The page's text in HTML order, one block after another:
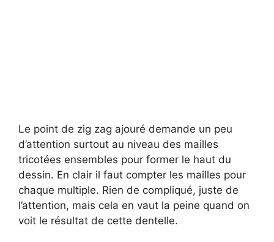
Le point de zig zag ajouré demande un peu
d’attention surtout au niveau des mailles
tricotées ensembles pour former le haut du
dessin. En clair il faut compter les mailles pour
chaque multiple. Rien de compliqué, juste de
l’attention, mais cela en vaut la peine quand on
voit le résultat de cette dentelle.